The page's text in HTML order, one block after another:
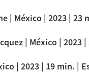
| México | 2023 | 23
| México | 2023
| 2023 | 19 min. |